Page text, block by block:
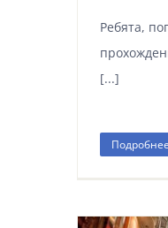
Ребята,
[...]
Подробнее